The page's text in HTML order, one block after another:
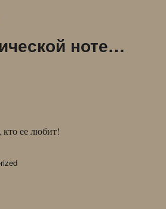
ноте…
кто ее любит!